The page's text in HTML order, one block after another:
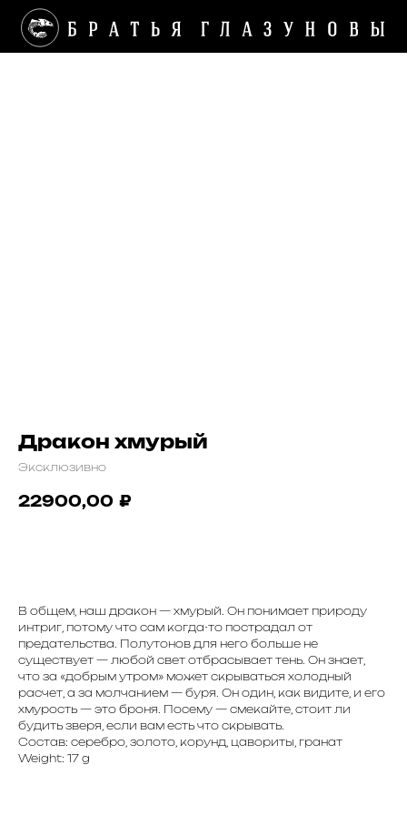
Дракон хмурый
Эксклюзивно
22900,00 ₽
В общем, наш дракон — хмурый. Он понимает природу
интриг, потому что сам когда-то пострадал от
предательства. Полутонов для него больше не
существует — любой свет отбрасывает тень. Он знает,
что за «добрым утром» может скрываться холодный
расчет, а за молчанием — буря. Он один, как видите, и его
хмурость — это броня. Посему — смекайте, стоит ли
будить зверя, если вам есть что скрывать.
Состав: серебро, золото, корунд, цавориты, гранат
Weight: 17 g